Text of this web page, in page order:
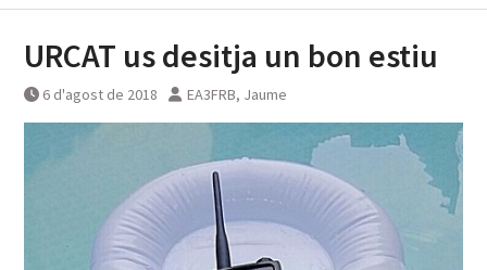
URCAT us desitja un bon estiu
6 d'agost de 2018 EA3FRB, Jaume